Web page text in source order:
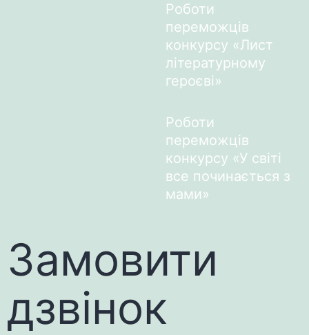
Роботи
переможців
конкурсу «Лист
літературному
героєві»
Роботи
переможців
конкурсу «У світі
все починається з
мами»
Замовити
дзвінок